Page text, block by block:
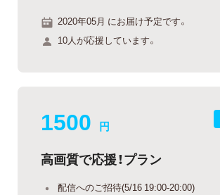
2020年05月 にお届け予定です。
10人が応援しています。
1500 円
高画質で応援！プラン
配信へのご招待(5/16 19:00-20:00)